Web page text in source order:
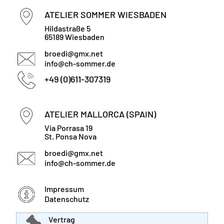
ATELIER SOMMER WIESBADEN
Hildastraße 5
65189 Wiesbaden
broedi@gmx.net
info@ch-sommer.de
+49 (0)611-307319
ATELIER MALLORCA (SPAIN)
Via Porrasa 19
St. Ponsa Nova
broedi@gmx.net
info@ch-sommer.de
Impressum
Datenschutz
Vertrag